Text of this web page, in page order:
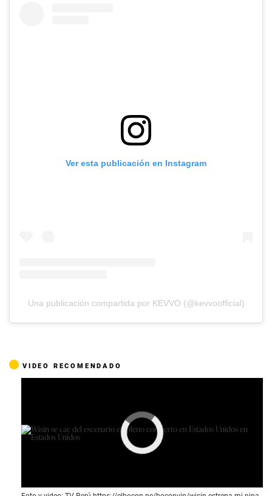
Ver esta publicación en Instagram
Una publicación compartida por KEVVO (@kevvoofficial)
VIDEO RECOMENDADO